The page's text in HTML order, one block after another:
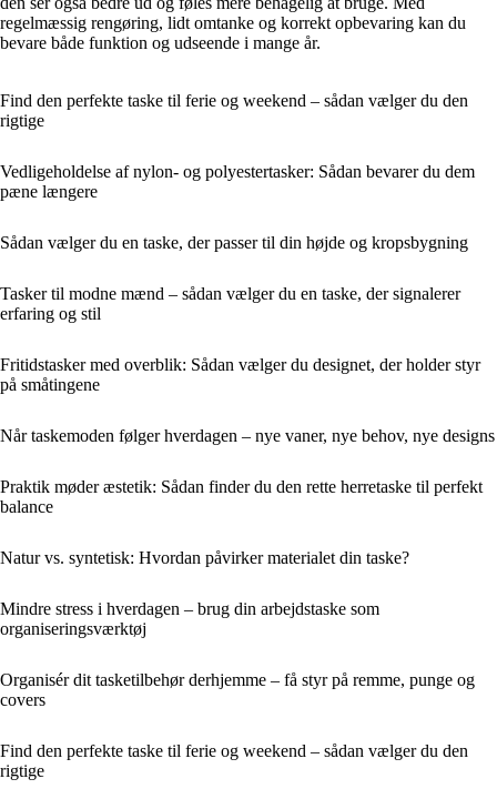
regelmæssig rengøring, lidt omtanke og korrekt opbevaring kan du
bevare både funktion og udseende i mange år.
Find den perfekte taske til ferie og weekend – sådan vælger du den
rigtige
Vedligeholdelse af nylon- og polyestertasker: Sådan bevarer du dem
pæne længere
Sådan vælger du en taske, der passer til din højde og kropsbygning
Tasker til modne mænd – sådan vælger du en taske, der signalerer
erfaring og stil
Fritidstasker med overblik: Sådan vælger du designet, der holder styr
på småtingene
Når taskemoden følger hverdagen – nye vaner, nye behov, nye designs
Praktik møder æstetik: Sådan finder du den rette herretaske til perfekt
balance
Natur vs. syntetisk: Hvordan påvirker materialet din taske?
Mindre stress i hverdagen – brug din arbejdstaske som
organiseringsværktøj
Organisér dit tasketilbehør derhjemme – få styr på remme, punge og
covers
Find den perfekte taske til ferie og weekend – sådan vælger du den
rigtige